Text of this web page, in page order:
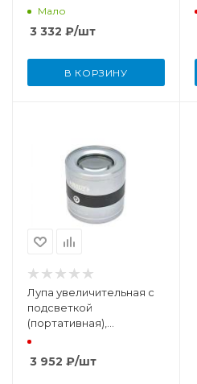
Мало
3 332 ₽/шт
В КОРЗИНУ
Лупа увеличительная с
подсветкой
(портативная),
увеличение 10x
3 952 ₽/шт